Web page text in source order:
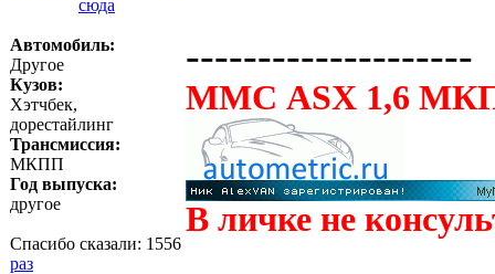
Автомобиль:
Другое
Кузов:
Хэтчбек,
дорестайлинг
Трансмиссия:
МКПП
Год выпуска:
другое
Спасибо сказали: 1556
раз
--------------------
ММС ASX 1,6
В личке не